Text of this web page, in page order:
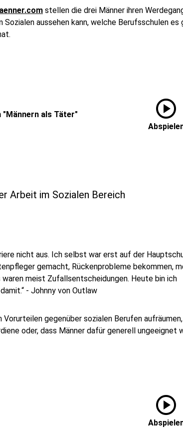
stellen die drei Männer ihren
Sozialen aussehen kann, welche Berufsschulen es
"Männern als Täter" play_circle
Arbeit im Sozialen Bereich
nicht aus. Ich selbst war erst auf der
gemacht, Rückenprobleme bekommen,
meist Zufallsentscheidungen. Heute bin ich
- Johnny von Outlaw
gegenüber sozialen Berufen
oder, dass Männer dafür generell ungeeignet
play_circle